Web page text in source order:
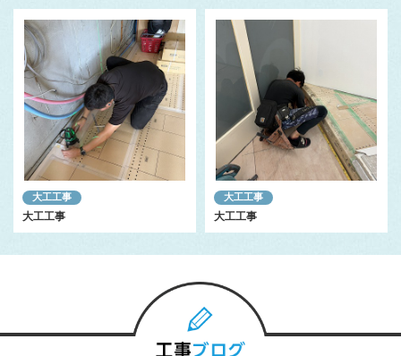
大工工事
大工工事
大工工事
大工工事